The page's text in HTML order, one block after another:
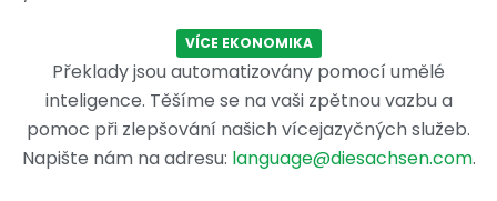
VÍCE EKONOMIKA
Překlady jsou automatizovány pomocí umělé
inteligence. Těšíme se na vaši zpětnou vazbu a
pomoc při zlepšování našich vícejazyčných služeb.
Napište nám na adresu: language@diesachsen.com.